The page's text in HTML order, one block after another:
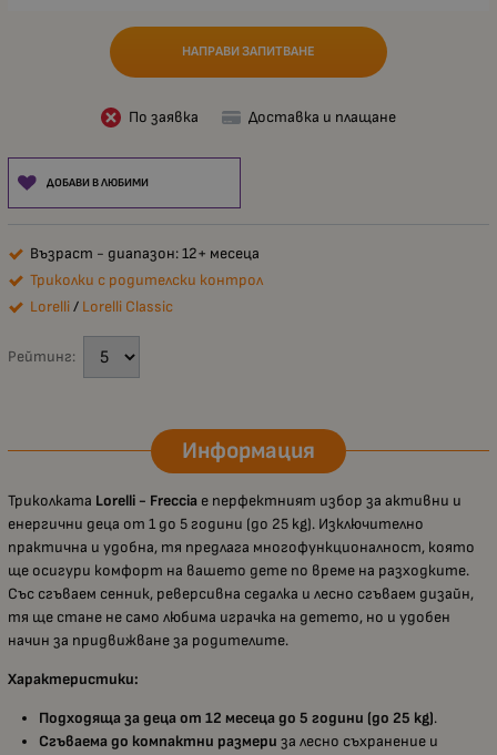
НАПРАВИ ЗАПИТВАНЕ
По заявка Доставка и плащане
ДОБАВИ В ЛЮБИМИ
Възраст - диапазон: 12+ месеца
Триколки с родителски контрол
Lorelli/ Lorelli Classic
Рейтинг:
Информация
Триколката Lorelli - Freccia е перфектният избор за активни и
енергични деца от 1 до 5 години (до 25 kg). Изключително
практична и удобна, тя предлага многофункционалност, която
ще осигури комфорт на вашето дете по време на разходките.
Със сгъваем сенник, реверсивна седалка и лесно сгъваем дизайн,
тя ще стане не само любима играчка на детето, но и удобен
начин за придвижване за родителите.
Характеристики:
Подходяща за деца от 12 месеца до 5 години (до 25 kg).
Сгъваема до компактни размери за лесно съхранение и